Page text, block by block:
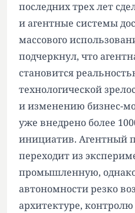
последних трех лет
и агентные системы
массового
подчеркнул, что
становится
технологической
и изменению бизнес-
уже внедрено более
инициатив. Агентный
переходит из
промышленную,
автономности резко
архитектуре,